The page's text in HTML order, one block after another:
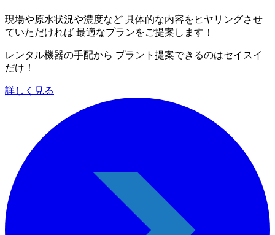
現場や原水状況や濃度など 具体的な内容をヒヤリングさせ
ていただければ 最適なプランをご提案します！
レンタル機器の手配から プラント提案できるのはセイスイ
だけ！
詳しく見る